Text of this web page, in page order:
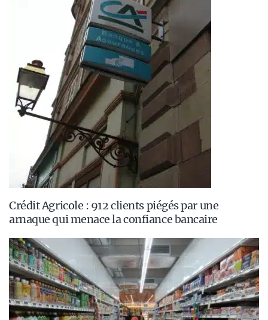
Crédit Agricole : 912 clients piégés par une
arnaque qui menace la confiance bancaire